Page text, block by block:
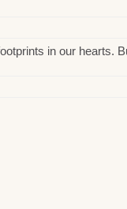
in our hearts.